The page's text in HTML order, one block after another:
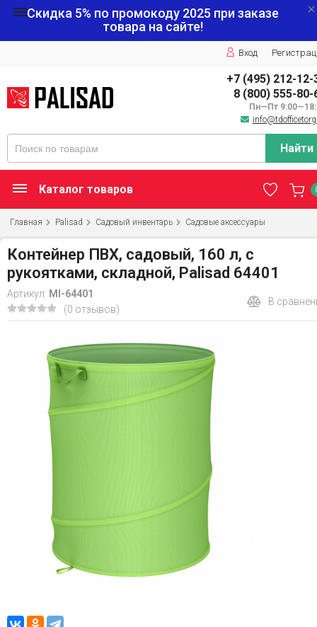
Скидка 5% по промокоду 2025 при заказе
товара на сайте!
Вход
+7 (495) 212-12-
8 (800) 555-80-
Пн—Пт
Найти
Каталог товаров
Главная Palisad Садовый инвентарь Садовые аксессуары
Контейнер ПВХ, садовый, 160 л, с
рукоятками, складной, Palisad 64401
Артикул: MI-64401
(0 отзывов)
В